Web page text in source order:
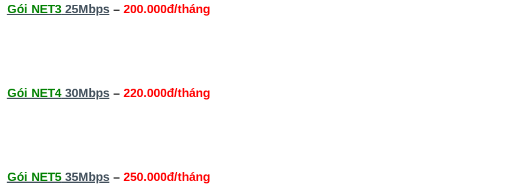
Gói NET325Mbps– 200.000đ/tháng
Gói NET430Mbps– 220.000đ/tháng
Gói NET535Mbps– 250.000đ/tháng